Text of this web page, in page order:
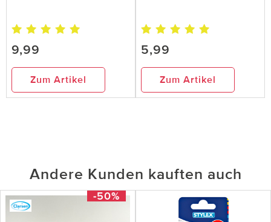
9,99
Zum Artikel
5,99
Zum Artikel
Andere Kunden kauften auch
-50%